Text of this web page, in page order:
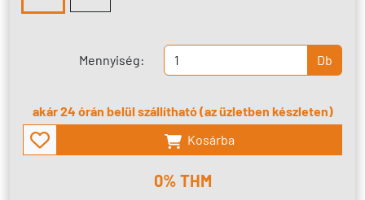
Mennyiség: Db
akár 24 órán belül szállítható (az üzletben készleten)
Kosárba
0% THM